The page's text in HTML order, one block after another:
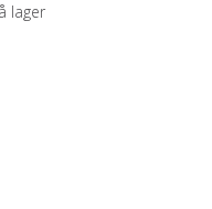
lager